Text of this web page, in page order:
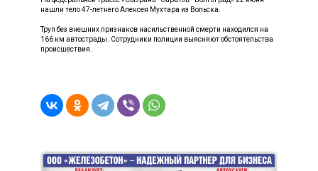
нашли тело 47-летнего Алексея Мухтара из Вольска.
Труп без внешних признаков насильственной смерти находился на
166 км автострады. Сотрудники полиции выясняют обстоятельства
происшествия.